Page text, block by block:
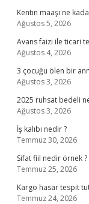
Kentin maaşı ne
Ağustos 5, 2026
Avans faizi ile ticari
Ağustos 4, 2026
3 çocuğu ölen bir
Ağustos 3, 2026
2025 ruhsat bedeli
Ağustos 3, 2026
İş kalıbı nedir ?
Temmuz 30, 2026
Sifat fiil nedir örnek ?
Temmuz 25, 2026
Kargo hasar tespit
Temmuz 24, 2026